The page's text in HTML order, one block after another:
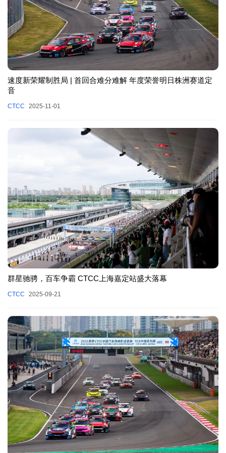
速度新荣耀制胜局 | 首回合难分难解 年度荣誉明日株洲赛道定
音
CTCC 2025-11-01
群星驰骋，百车争霸 CTCC上海嘉定站盛大落幕
CTCC 2025-09-21